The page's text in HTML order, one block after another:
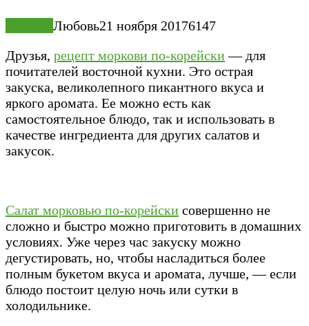
Любовь21 ноября 20176147
Друзья, рецепт моркови по-корейски — для
почитателей восточной кухни. Это острая
закуска, великолепного пикантного вкуса и
яркого аромата. Ее можно есть как
самостоятельное блюдо, так и использовать в
качестве ингредиента для других салатов и
закусок.
Салат морковью по-корейски совершенно не
сложно и быстро можно приготовить в домашних
условиях. Уже через час закуску можно
дегустировать, но, чтобы насладиться более
полным букетом вкуса и аромата, лучше, — если
блюдо постоит целую ночь или сутки в
холодильнике.